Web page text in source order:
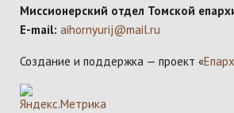
Миссионерский отдел Томской
E-mail: aihornyurij@mail.ru
Создание и поддержка — проект «